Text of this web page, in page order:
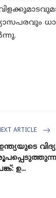
ARTICLE
ഉ...